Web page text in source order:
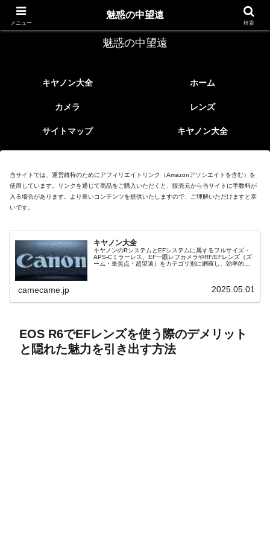
レトロなEFレンズ
魅惑の中望遠
キヤノン大全 ホーム
カメラ レンズ
サイトマップ キヤノン大全
当サイトでは、運営維持のためにアフィリエイトリンク（Amazonアソシエイトを含む）を
使用しています。リンクを通じて商品をご購入いただくと、販売元から当サイトに手数料が
入る場合があります。より良いコンテンツを提供いたしますので、ご理解いただけますと幸
いです。
キヤノン大全
キヤノンのRシステムとEFシステムに属するフルサイズ・
APS-Cミラーレス、EF一眼レフカメラやRF/EFレンズ（ズ
ーム・単焦点・超望遠）をカテゴリ別に網羅し、効率的に
camecame.jp 2025.05.01
EOS R6でEFレンズを使う際のデメリット
と隠れた魅力を引き出す方法
メニュー
魅惑の中望遠
検索